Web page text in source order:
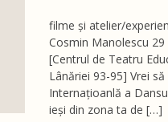
filme și atelier/
Cosmin Manolescu
[Centrul de Teatru
Lânăriei 93-95] Vrei
Internațioanlă a
ieși din zona ta de […]